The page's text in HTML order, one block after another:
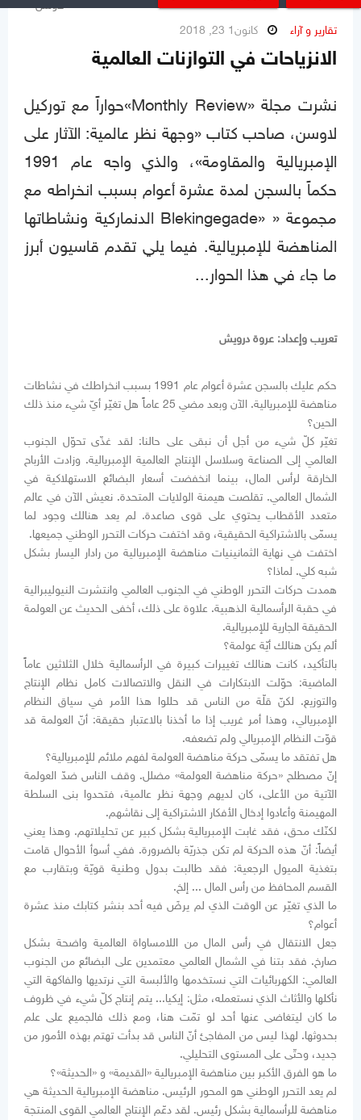
تقارير و آراء كانون1 23, 2018
الانزياحات في التوازنات العالمية
نشرت مجلة «Monthly Review»حواراً مع توركيل
لاوسن، صاحب كتاب «وجهة نظر عالمية: الآثار على
الإمبريالية والمقاومة»، والذي واجه عام 1991
حكماً بالسجن لمدة عشرة أعوام بسبب انخراطه مع
مجموعة « «Blekingegade الدنماركية ونشاطاتها
المناهضة للإمبريالية. فيما يلي تقدم قاسيون أبرز
ما جاء في هذا الحوار...
تعريب وإعداد: عروة درويش
حكم عليك بالسجن عشرة أعوام عام 1991 بسبب انخراطك في نشاطات
مناهضة للإمبريالية. الآن وبعد مضي 25 عاماً هل تغيّر أيّ شيء منذ ذلك
الحين؟
تغيّر كلّ شيء من أجل أن نبقى على حالنا: لقد غذّى تحوّل الجنوب
العالمي إلى الصناعة وسلاسل الإنتاج العالمية الإمبريالية. وزادت الأرباح
الخارقة لرأس المال، بينما انخفضت أسعار البضائع الاستهلاكية في
الشمال العالمي. تقلصت هيمنة الولايات المتحدة. نعيش الآن في عالم
متعدد الأقطاب يحتوي على قوى صاعدة. لم يعد هنالك وجود لما
يسمّى بالاشتراكية الحقيقية، وقد اختفت حركات التحرر الوطني جميعها.
اختفت في نهاية الثمانينيات مناهضة الإمبريالية من رادار اليسار بشكل
شبه كلي. لماذا؟
همدت حركات التحرر الوطني في الجنوب العالمي وانتشرت النيوليبرالية
في حقبة الرأسمالية الذهبية. علاوة على ذلك، أخفى الحديث عن العولمة
الحقيقة الجارية للإمبريالية.
ألم يكن هنالك أيّة عولمة؟
بالتأكيد، كانت هنالك تغييرات كبيرة في الرأسمالية خلال الثلاثين عاماً
الماضية: حوّلت الابتكارات في النقل والاتصالات كامل نظام الإنتاج
والتوزيع. لكنّ قلّة من الناس قد حللوا هذا الأمر في سياق النظام
الإمبريالي، وهذا أمر غريب إذا ما أخذنا بالاعتبار حقيقة: أنّ العولمة قد
قوّت النظام الإمبريالي ولم تضعفه.
هل تفتقد ما يسمّى حركة مناهضة العولمة لفهم ملائم للإمبريالية؟
إنّ مصطلح «حركة مناهضة العولمة» مضلل. وقف الناس ضدّ العولمة
الآتية من الأعلى، كان لديهم وجهة نظر عالمية، فتحدوا بنى السلطة
المهيمنة وأعادوا إدخال الأفكار الاشتراكية إلى نقاشهم.
لكنّك محق، فقد غابت الإمبريالية بشكل كبير عن تحليلاتهم. وهذا يعني
أيضاً: أنّ هذه الحركة لم تكن جذريّة بالضرورة. ففي أسوأ الأحوال قامت
بتغذية الميول الرجعية: فقد طالبت بدول وطنية قويّة وبتقارب مع
القسم المحافظ من رأس المال ... إلخ.
ما الذي تغيّر عن الوقت الذي لم يرضَ فيه أحد بنشر كتابك منذ عشرة
أعوام؟
جعل الانتقال في رأس المال من اللامساواة العالمية واضحة بشكل
صارخ. فقد بتنا في الشمال العالمي معتمدين على البضائع من الجنوب
العالمي: الكهربائيات التي نستخدمها والألبسة التي نرتديها والفاكهة التي
نأكلها والأثاث الذي نستعمله، مثل: إيكيا... يتم إنتاج كلّ شيء في ظروف
ما كان ليتغاضى عنها أحد لو تمّت هنا، ومع ذلك فالجميع على علم
بحدوثها. لهذا ليس من المفاجئ أنّ الناس قد بدأت تهتم بهذه الأمور من
جديد، وحتّى على المستوى التحليلي.
ما هو الفرق الأكبر بين مناهضة الإمبريالية «القديمة» و «الحديثة»؟
لم يعد التحرر الوطني هو المحور الرئيس. مناهضة الإمبريالية الحديثة هي
مناهضة للرأسمالية بشكل رئيس. لقد دعّم الإنتاج العالمي القوى المنتجة